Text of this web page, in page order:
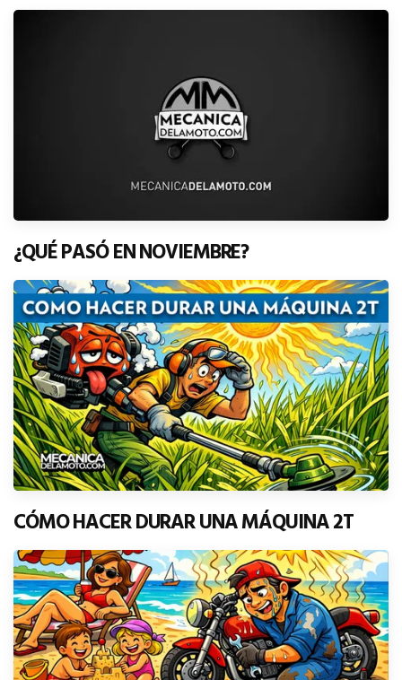
¿QUÉ PASÓ EN NOVIEMBRE?
CÓMO HACER DURAR UNA MÁQUINA 2T